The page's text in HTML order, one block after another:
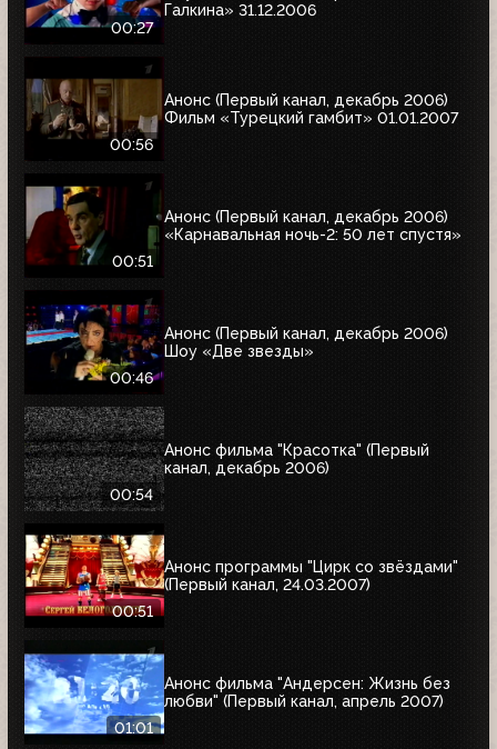
00:27
Галкина» 31.12.2006
00:56
Анонс (Первый канал, декабрь 2006)
Фильм «Турецкий гамбит» 01.01.2007
00:51
Анонс (Первый канал, декабрь 2006)
«Карнавальная ночь-2: 50 лет спустя»
00:46
Анонс (Первый канал, декабрь 2006)
Шоу «Две звезды»
00:54
Анонс фильма "Красотка" (Первый
канал, декабрь 2006)
00:51
Анонс программы "Цирк со звёздами"
(Первый канал, 24.03.2007)
01:01
Анонс фильма "Андерсен: Жизнь без
любви" (Первый канал, апрель 2007)